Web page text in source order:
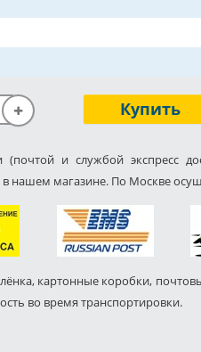
Купить
(почтой и службой экспресс
нашем магазине. По Москве
картонные коробки,
во время транспортировки.